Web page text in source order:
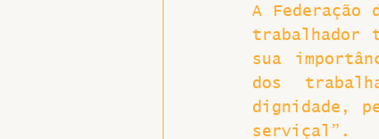
A
trabalhador
sua
dos
dignidade,
serviçal”.